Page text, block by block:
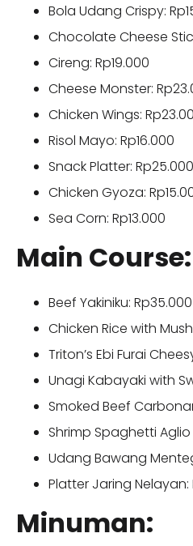
Bola Udang Crispy:
Chocolate Cheese
Cireng: Rp19.000
Cheese Monster:
Chicken Wings:
Risol Mayo: Rp16.000
Snack Platter: Rp25.000
Chicken Gyoza:
Sea Corn: Rp13.000
Main Course:
Beef Yakiniku: Rp35.000
Chicken Rice with
Triton’s Ebi Furai
Unagi Kabayaki with
Smoked Beef
Shrimp Spaghetti Aglio
Udang Bawang
Platter Jaring Nelayan:
Minuman: